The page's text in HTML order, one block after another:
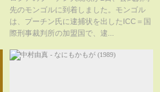
先のモンゴルに到着しました。モンゴル
は、プーチン氏に逮捕状を出したICC＝国
際刑事裁判所の加盟国で、逮...